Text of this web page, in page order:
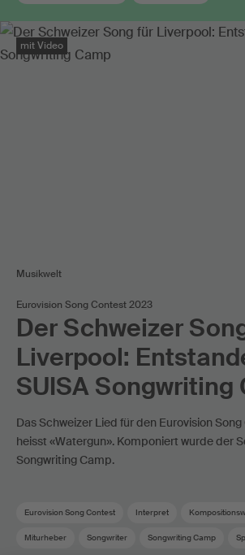
mit Video
Musikwelt
Eurovision Song Contest 2023
Der Schweizer
Liverpool:
SUISA Songwriting
Das Schweizer Lied für den Eurovision
heisst «Watergun». Komponiert wurde der
Songwriting Camp.
Eurovision Song Contest Interpret
Miturheber Songwriter Songwriting Camp